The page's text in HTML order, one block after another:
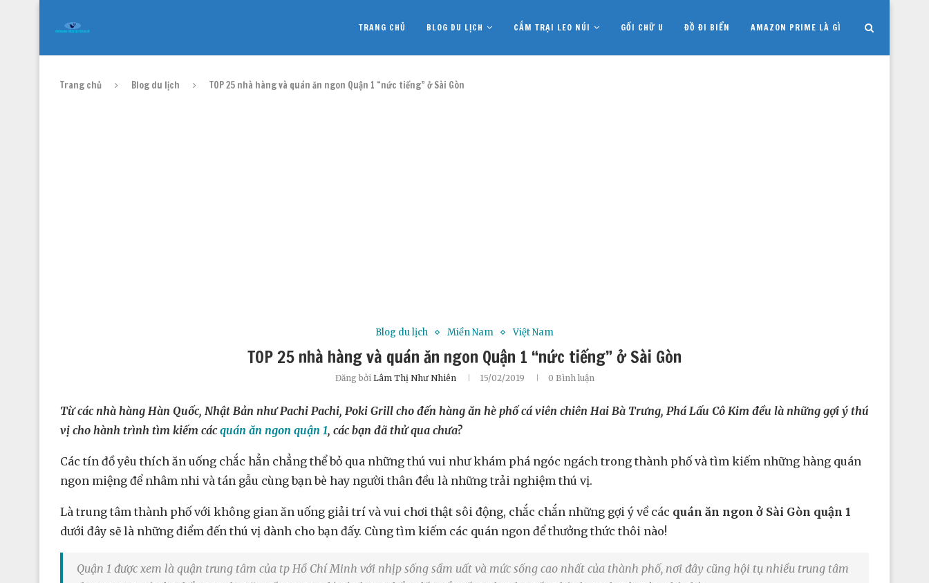
TRANG CHỦ BLOG DU LỊCH CẮM TRẠI LEO NÚI GỐI CHỮ U ĐỒ ĐI BIỂN AMAZON PRIME LÀ GÌ
Trang chủ Blog du lịch TOP 25 nhà hàng và quán ăn ngon Quận 1 “nức tiếng” ở Sài Gòn
Blog du lịch Miền Nam Việt Nam
TOP 25 nhà hàng và quán ăn ngon Quận 1 “nức tiếng” ở Sài Gòn
Đăng bởi Lâm Thị Như Nhiên 15/02/2019 0 Bình luận
Từ các nhà hàng Hàn Quốc, Nhật Bản như Pachi Pachi, Poki Grill cho đến hàng ăn hè phố cá viên chiên Hai Bà Trưng, Phá Lấu Cô Kim đều là những gợi ý thú
vị cho hành trình tìm kiếm cácquán ăn ngon quận 1, các bạn đã thử qua chưa?
Các tín đồ yêu thích ăn uống chắc hẳn chẳng thể bỏ qua những thú vui như khám phá ngóc ngách trong thành phố và tìm kiếm những hàng quán
ngon miệng để nhâm nhi và tán gẫu cùng bạn bè hay người thân đều là những trải nghiệm thú vị.
Là trung tâm thành phố với không gian ăn uống giải trí và vui chơi thật sôi động, chắc chắn những gợi ý về các quán ăn ngon ở Sài Gòn quận 1
dưới đây sẽ là những điểm đến thú vị dành cho bạn đấy. Cùng tìm kiếm các quán ngon để thưởng thức thôi nào!
Quận 1 được xem là quận trung tâm của tp Hồ Chí Minh với nhịp sống sầm uất và mức sống cao nhất của thành phố, nơi đây cũng hội tụ nhiều trung tâm